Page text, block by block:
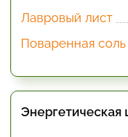
Лавровый лист
Поваренная соль
Энергетическая